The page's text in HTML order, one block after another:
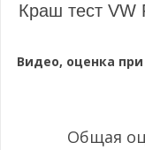
Краш тест VW
Видео, оценка
Общая